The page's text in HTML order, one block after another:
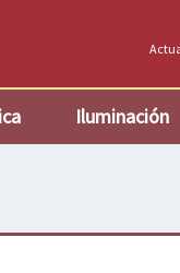
Iluminación